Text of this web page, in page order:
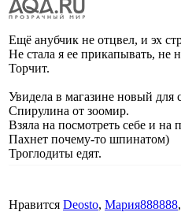
Ещё анубчик не отцвел, и эх
Не стала я ее прикапывать, не
Торчит.
Увидела в магазине новый для
Спирулина от зоомир.
Взяла на посмотреть себе и на
Пахнет почему-то шпинатом)
Троглодиты едят.
Нравится Deosto, Мария888888,